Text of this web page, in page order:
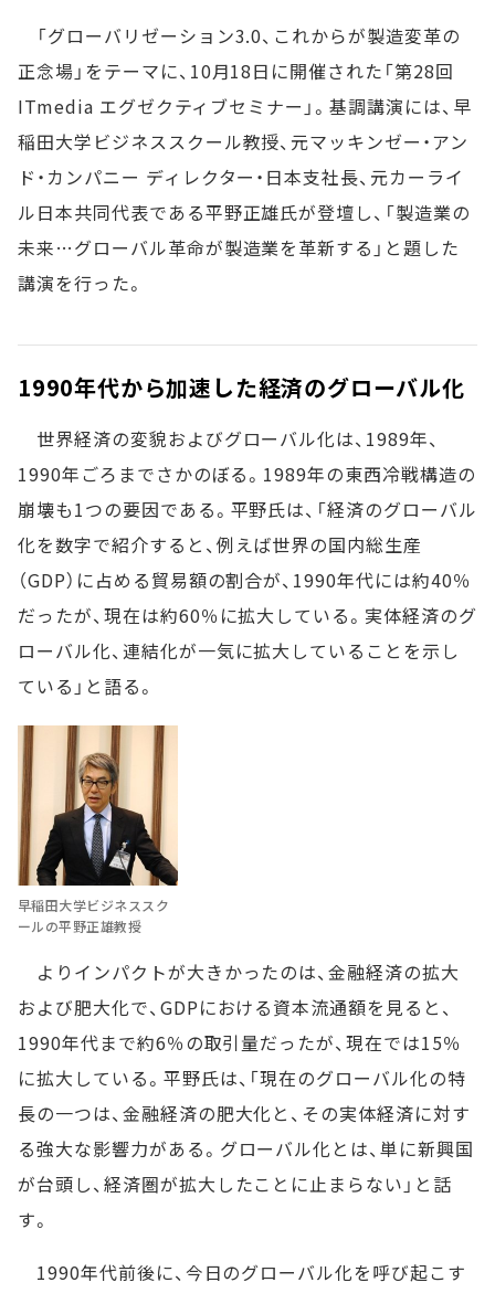
「グローバリゼーション3.0、これからが製造変革の
正念場」をテーマに、10月18日に開催された「第28回
ITmedia エグゼクティブセミナー」。基調講演には、早
稲田大学ビジネススクール教授、元マッキンゼー・アン
ド・カンパニー ディレクター・日本支社長、元カーライ
ル日本共同代表である平野正雄氏が登壇し、「製造業の
未来…グローバル革命が製造業を革新する」と題した
講演を行った。
1990年代から加速した経済のグローバル化
世界経済の変貌およびグローバル化は、1989年、
1990年ごろまでさかのぼる。1989年の東西冷戦構造の
崩壊も1つの要因である。平野氏は、「経済のグローバル
化を数字で紹介すると、例えば世界の国内総生産
（GDP）に占める貿易額の割合が、1990年代には約40％
だったが、現在は約60％に拡大している。実体経済のグ
ローバル化、連結化が一気に拡大していることを示し
ている」と語る。
早稲田大学ビジネススク
ールの平野正雄教授
よりインパクトが大きかったのは、金融経済の拡大
および肥大化で、GDPにおける資本流通額を見ると、
1990年代まで約6％の取引量だったが、現在では15％
に拡大している。平野氏は、「現在のグローバル化の特
長の一つは、金融経済の肥大化と、その実体経済に対す
る強大な影響力がある。グローバル化とは、単に新興国
が台頭し、経済圏が拡大したことに止まらない」と話
す。
1990年代前後に、今日のグローバル化を呼び起こす